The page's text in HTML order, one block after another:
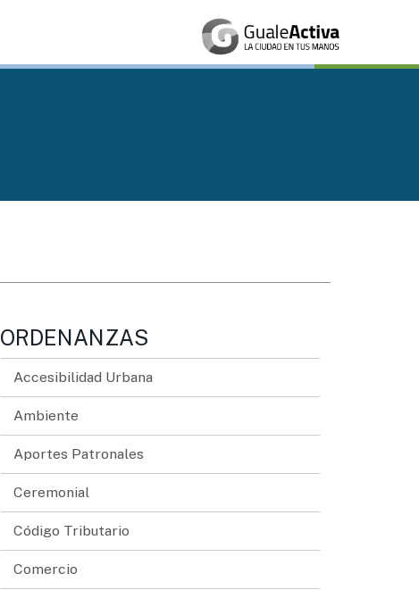
ORDENANZAS
Accesibilidad Urbana
Ambiente
Aportes Patronales
Ceremonial
Código Tributario
Comercio